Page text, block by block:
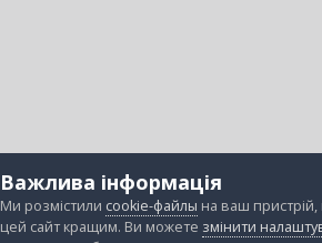
Важлива інформація
Ми розмістили cookie-файлы на ваш
цей сайт кращим. Ви можете змінити